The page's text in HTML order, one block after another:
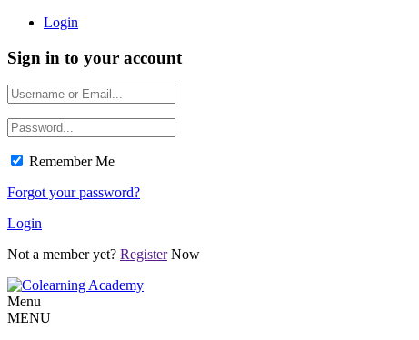
Login
Sign in to your account
Remember Me
Forgot your password?
Login
Not a member yet? RegisterNow
Menu
MENU